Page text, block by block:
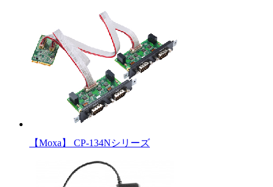
【Moxa】 CP-134Nシリーズ